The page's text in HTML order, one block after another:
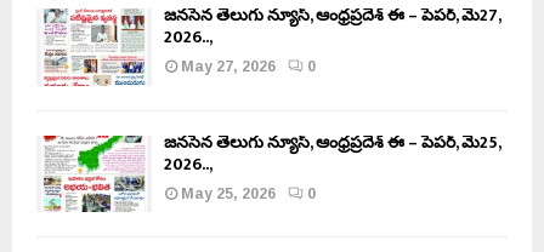
జనసేన తెలుగు న్యూస్, ఆంధ్రప్రదేశ్ ఈ – పేపర్, మే27,
2026..,
May 27, 2026
0
జనసేన తెలుగు న్యూస్, ఆంధ్రప్రదేశ్ ఈ – పేపర్, మే25,
2026..,
May 25, 2026
0